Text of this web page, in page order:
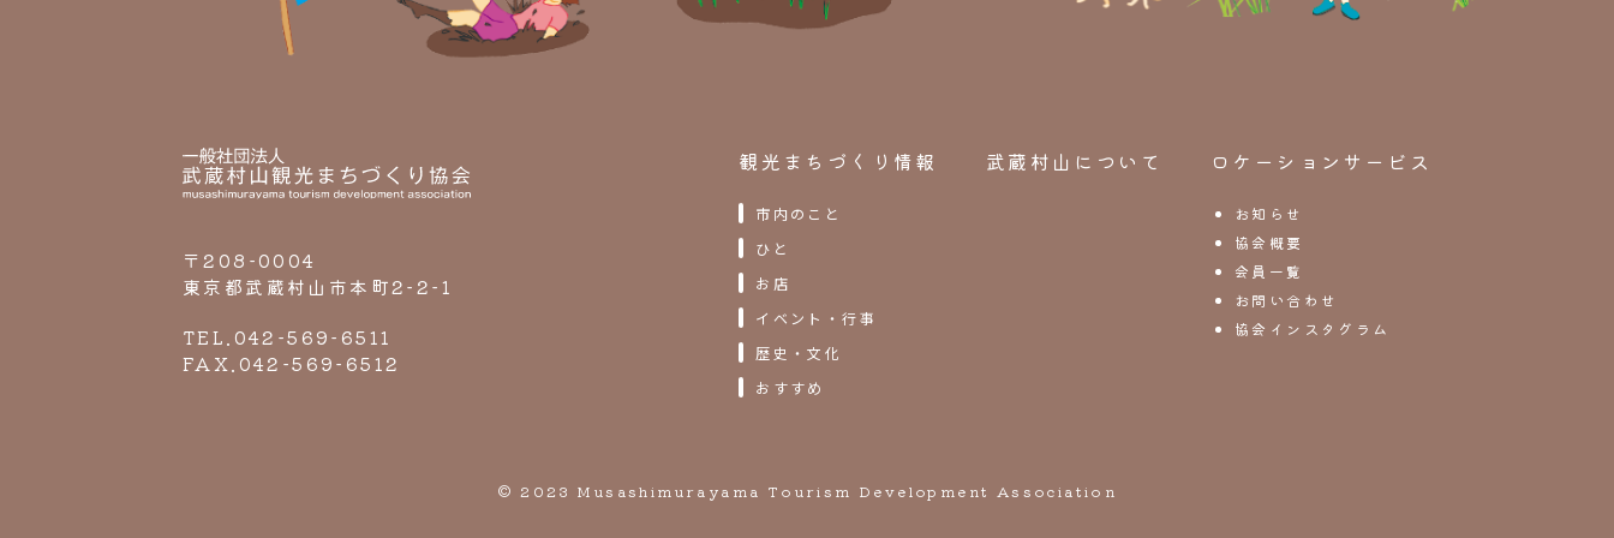
〒208-0004
東京都武蔵村山市本町2-2-1
TEL.042-569-6511
FAX.042-569-6512
観光まちづくり情報
市内のこと
ひと
お店
イベント・行事
歴史・文化
おすすめ
武蔵村山について ロケーションサービス
お知らせ
協会概要
会員一覧
お問い合わせ
協会インスタグラム
© 2023 Musashimurayama Tourism Development Association